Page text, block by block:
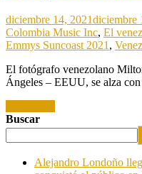
diciembre 14, 2021diciembre
Colombia Music Inc, El
Emmys Suncoast 2021 ,
El fotógrafo venezolano
Ángeles – EEUU, se alza
Buscar
Alejandro Londoño